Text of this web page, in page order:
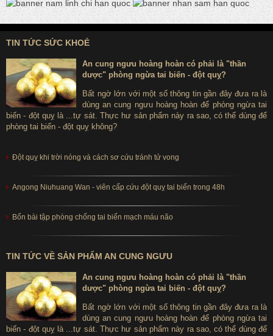
TIN TỨC SỨC KHOẺ
An cung ngưu hoàng hoàn có phải là "thần
dược" phòng ngừa tai biến - đột quỵ?
Bất ngờ lớn với một số thông tin gần đây đưa ra là
dùng an cung ngưu hoàng hoàn để phòng ngừa tai
biến - đột quỵ là ...tự sát. Thực hư sản phẩm này ra sao, có thể dùng để
phòng tai biến - đột quỵ không?
Đột quỵ khi trời nóng và cách sơ cứu tránh tử vong
Angong Niuhuang Wan - viên cấp cứu đột quỵ tai biến trong 48h
Bốn bài tập phòng chống tai biến mạch máu não
TIN TỨC VỀ SẢN PHẨM AN CUNG NGƯU
An cung ngưu hoàng hoàn có phải là "thần
dược" phòng ngừa tai biến - đột quỵ?
Bất ngờ lớn với một số thông tin gần đây đưa ra là
dùng an cung ngưu hoàng hoàn để phòng ngừa tai
biến - đột quỵ là ...tự sát. Thực hư sản phẩm này ra sao, có thể dùng để